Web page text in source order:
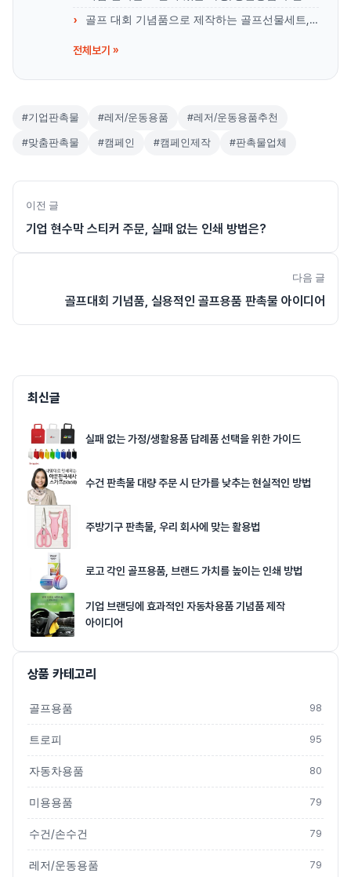
골프 대회 기념품으로 제작하는 골프선물세트, 뭐가 좋을까?
전체보기 »
#기업판촉물 #레저/운동용품 #레저/운동용품추천
#맞춤판촉물 #캠페인 #캠페인제작 #판촉물업체
이전 글
기업 현수막 스티커 주문, 실패 없는 인쇄 방법은?
다음 글
골프대회 기념품, 실용적인 골프용품 판촉물 아이디어
최신글
실패 없는 가정/생활용품 답례품 선택을 위한 가이드
수건 판촉물 대량 주문 시 단가를 낮추는 현실적인 방법
주방기구 판촉물, 우리 회사에 맞는 활용법
로고 각인 골프용품, 브랜드 가치를 높이는 인쇄 방법
기업 브랜딩에 효과적인 자동차용품 기념품 제작
아이디어
상품 카테고리
골프용품 98
트로피 95
자동차용품 80
미용용품 79
수건/손수건 79
레저/운동용품 79